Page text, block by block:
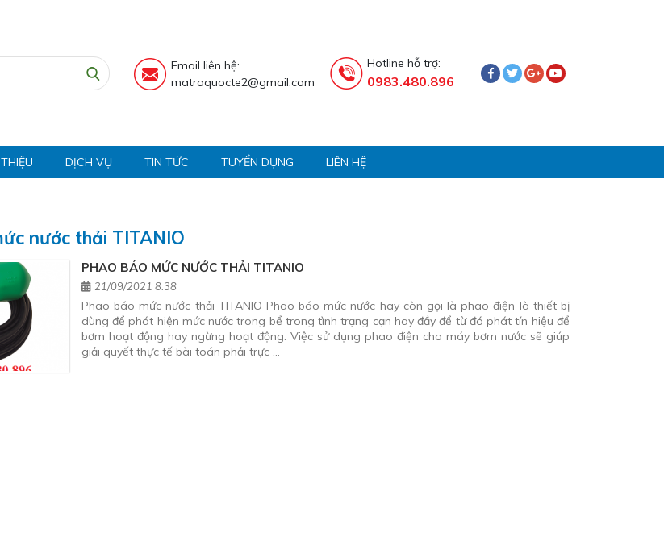
Email liên hệ:
matraquocte2@gmail.com
Hotline hỗ trợ:
0983.480.896
DỊCH VỤ TIN TỨC TUYỂN DỤNG LIÊN HỆ
nước thải TITANIO
PHAO BÁO MỨC NƯỚC THẢI TITANIO
21/09/2021 8:38
Phao báo mức nước thải TITANIO Phao báo mức nước hay còn gọi là phao điện là thiết bị
dùng để phát hiện mức nước trong bể trong tình trạng cạn hay đầy để từ đó phát tín hiệu để
bơm hoạt động hay ngừng hoạt động. Việc sử dụng phao điện cho máy bơm nước sẽ giúp
giải quyết thực tế bài toán phải trực …